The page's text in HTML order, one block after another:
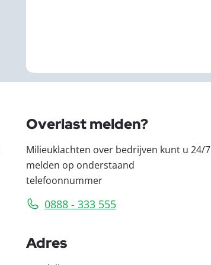
Overlast melden?
Milieuklachten over bedrijven kunt u 24/7
melden op onderstaand
telefoonnummer
0888 - 333 555
Adres